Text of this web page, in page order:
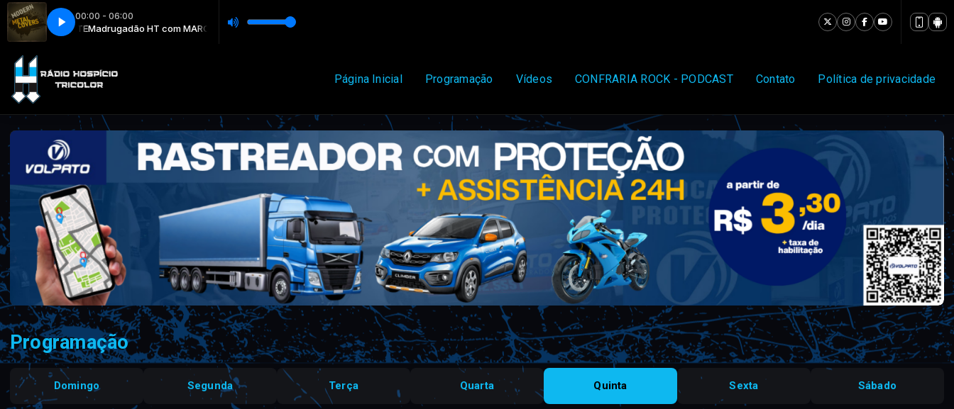
00:00 - 06:00
Madrugadão HT com MARCELO CAVALCANTE
Stand Up Black Stone Cherry - Get Up, Stand Up
Página Inicial Programação Vídeos CONFRARIA ROCK - PODCAST Contato Política de privacidade
Programação
Domingo Segunda Terça Quarta Quinta Sexta Sábado